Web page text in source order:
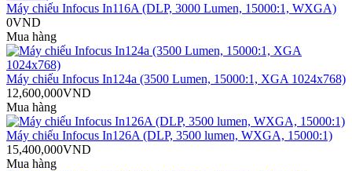
Máy chiếu Infocus In116A (DLP, 3000 Lumen, 15000:1, WXGA)
0VND
Mua hàng
Máy chiếu Infocus In124a (3500 Lumen, 15000:1, XGA 1024x768)
12,600,000VND
Mua hàng
Máy chiếu Infocus In126A (DLP, 3500 lumen, WXGA, 15000:1)
15,400,000VND
Mua hàng